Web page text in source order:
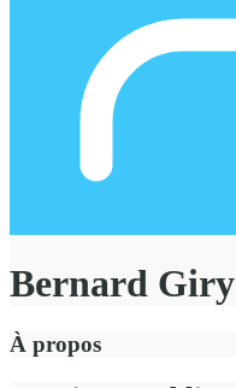
Bernard Giry
À propos